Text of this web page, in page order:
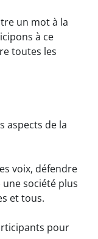
un mot à la
à ce
toutes les
aspects de la
voix, défendre
une société plus
et tous.
pour